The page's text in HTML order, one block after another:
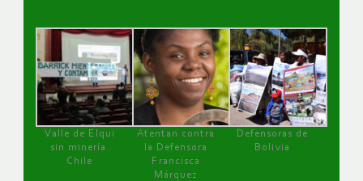
Valle de Elqui
sin minería.
Chile
Atentan contra
la Defensora
Francisca
Márquez
Defensoras de
Bolivia